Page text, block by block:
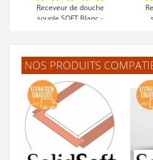
Receveur de douche
souple SOFT Blanc -
645 €
Voir le produit
NOS PRODUITS